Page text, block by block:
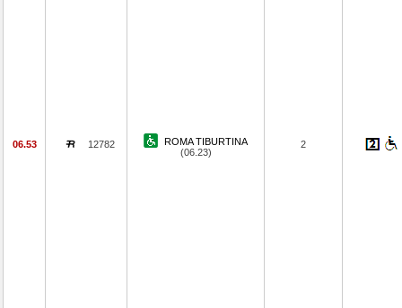
06.53 12782
ROMA TIBURTINA
(06.23)
2